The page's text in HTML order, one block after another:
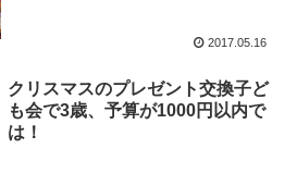
2017.05.16
クリスマスのプレゼント交換子ど
も会で3歳、予算が1000円以内で
は！